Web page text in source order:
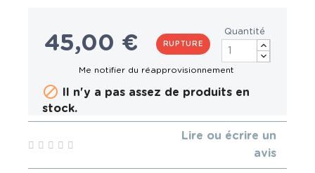
45,00 € RUPTURE
Quantité
 Il n'y a pas assez de produits en
stock.
Lire ou écrire un
avis